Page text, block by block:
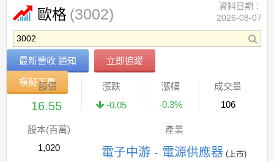
歐格 (3002)
最新營收 通知 立即追蹤
模擬下單
資料日期：
2026-08-07
股價
16.55
漲跌
-0.05
漲幅
-0.3%
成交量
106
股本(百萬)
1,020
產業
電子中游 - 電源供應器 (上市)